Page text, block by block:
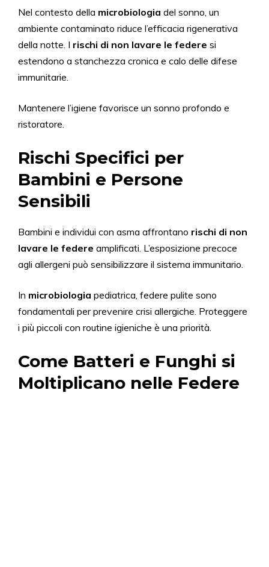
Nel contesto della microbiologia del sonno, un
ambiente contaminato riduce l’efficacia rigenerativa
della notte. I rischi di non lavare le federe si
estendono a stanchezza cronica e calo delle difese
immunitarie.
Mantenere l’igiene favorisce un sonno profondo e
ristoratore.
Rischi Specifici per
Bambini e Persone
Sensibili
Bambini e individui con asma affrontano rischi di non
lavare le federe amplificati. L’esposizione precoce
agli allergeni può sensibilizzare il sistema immunitario.
In microbiologia pediatrica, federe pulite sono
fondamentali per prevenire crisi allergiche. Proteggere
i più piccoli con routine igieniche è una priorità.
Come Batteri e Funghi si
Moltiplicano nelle Federe